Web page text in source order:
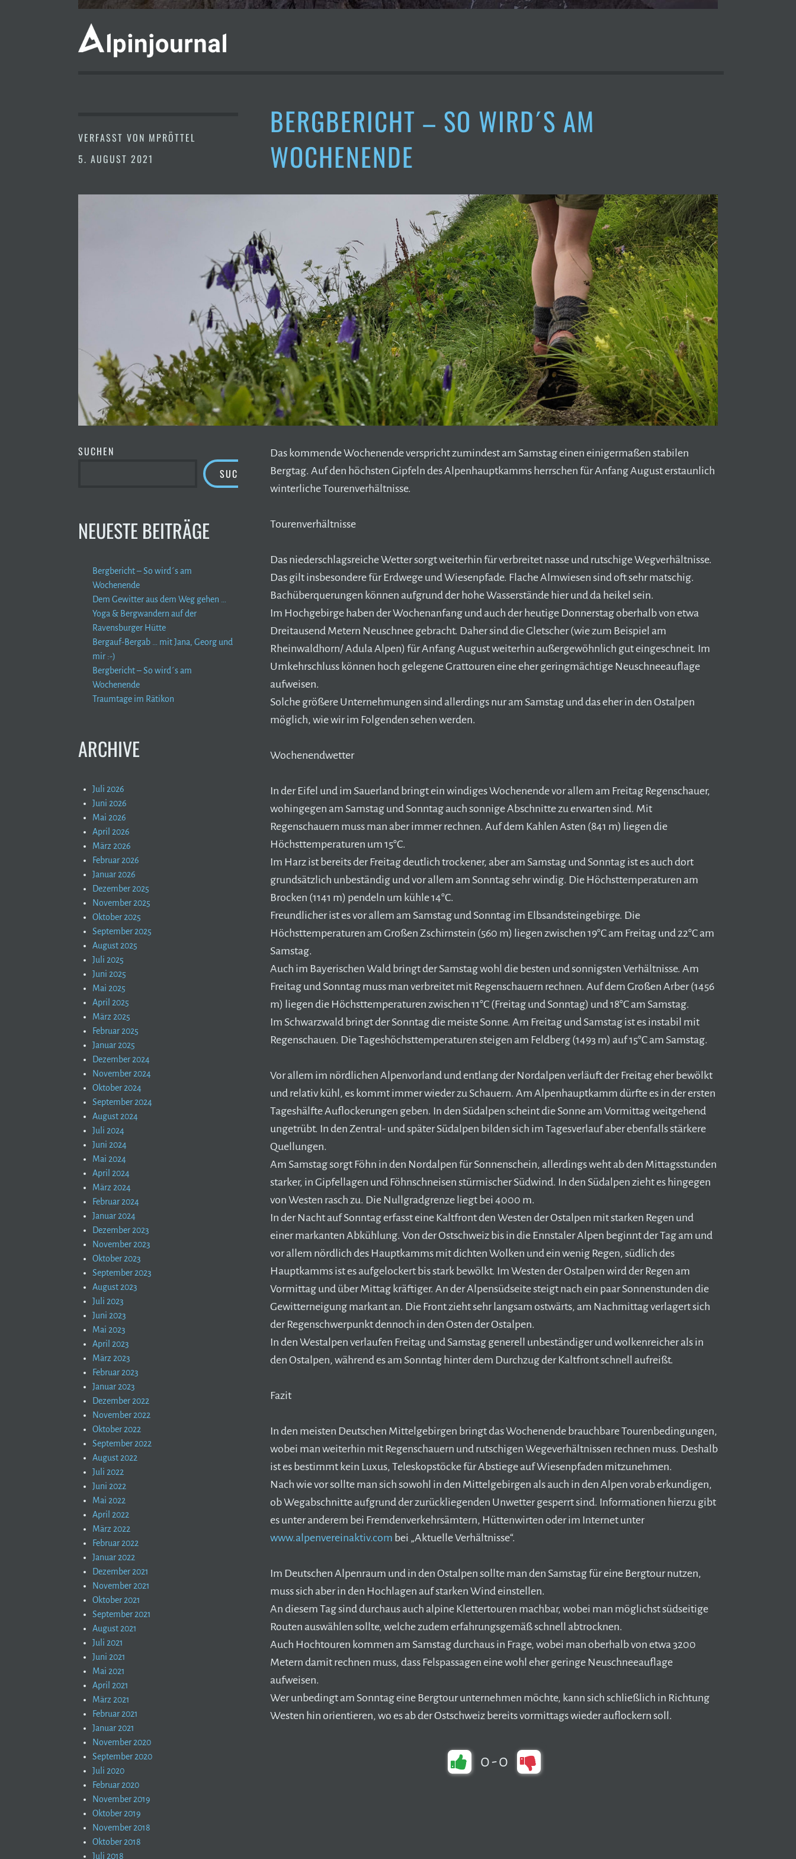
VERFASST VON MPRÖTTEL
5. AUGUST 2021
BERGBERICHT – SO WIRD´S AM
WOCHENENDE
Das kommende Wochenende verspricht zumindest am Samstag einen einigermaßen stabilen
Bergtag. Auf den höchsten Gipfeln des Alpenhauptkamms herrschen für Anfang August erstaunlich
winterliche Tourenverhältnisse.
Tourenverhältnisse
Das niederschlagsreiche Wetter sorgt weiterhin für verbreitet nasse und rutschige Wegverhältnisse.
Das gilt insbesondere für Erdwege und Wiesenpfade. Flache Almwiesen sind oft sehr matschig.
Bachüberquerungen können aufgrund der hohe Wasserstände hier und da heikel sein.
Im Hochgebirge haben der Wochenanfang und auch der heutige Donnerstag oberhalb von etwa
Dreitausend Metern Neuschnee gebracht. Daher sind die Gletscher (wie zum Beispiel am
Rheinwaldhorn/ Adula Alpen) für Anfang August weiterhin außergewöhnlich gut eingeschneit. Im
Umkehrschluss können hoch gelegene Grattouren eine eher geringmächtige Neuschneeauflage
aufweisen.
Solche größere Unternehmungen sind allerdings nur am Samstag und das eher in den Ostalpen
möglich, wie wir im Folgenden sehen werden.
Wochenendwetter
In der Eifel und im Sauerland bringt ein windiges Wochenende vor allem am Freitag Regenschauer,
wohingegen am Samstag und Sonntag auch sonnige Abschnitte zu erwarten sind. Mit
Regenschauern muss man aber immer rechnen. Auf dem Kahlen Asten (841 m) liegen die
Höchsttemperaturen um 15°C.
Im Harz ist bereits der Freitag deutlich trockener, aber am Samstag und Sonntag ist es auch dort
grundsätzlich unbeständig und vor allem am Sonntag sehr windig. Die Höchsttemperaturen am
Brocken (1141 m) pendeln um kühle 14°C.
Freundlicher ist es vor allem am Samstag und Sonntag im Elbsandsteingebirge. Die
Höchsttemperaturen am Großen Zschirnstein (560 m) liegen zwischen 19°C am Freitag und 22°C am
Samstag.
Auch im Bayerischen Wald bringt der Samstag wohl die besten und sonnigsten Verhältnisse. Am
Freitag und Sonntag muss man verbreitet mit Regenschauern rechnen. Auf dem Großen Arber (1456
m) liegen die Höchsttemperaturen zwischen 11°C (Freitag und Sonntag) und 18°C am Samstag.
Im Schwarzwald bringt der Sonntag die meiste Sonne. Am Freitag und Samstag ist es instabil mit
Regenschauen. Die Tageshöchsttemperaturen steigen am Feldberg (1493 m) auf 15°C am Samstag.
Vor allem im nördlichen Alpenvorland und entlang der Nordalpen verläuft der Freitag eher bewölkt
und relativ kühl, es kommt immer wieder zu Schauern. Am Alpenhauptkamm dürfte es in der ersten
Tageshälfte Auflockerungen geben. In den Südalpen scheint die Sonne am Vormittag weitgehend
ungetrübt. In den Zentral- und später Südalpen bilden sich im Tagesverlauf aber ebenfalls stärkere
Quellungen.
Am Samstag sorgt Föhn in den Nordalpen für Sonnenschein, allerdings weht ab den Mittagsstunden
starker, in Gipfellagen und Föhnschneisen stürmischer Südwind. In den Südalpen zieht es hingegen
von Westen rasch zu. Die Nullgradgrenze liegt bei 4000 m.
In der Nacht auf Sonntag erfasst eine Kaltfront den Westen der Ostalpen mit starken Regen und
einer markanten Abkühlung. Von der Ostschweiz bis in die Ennstaler Alpen beginnt der Tag am und
vor allem nördlich des Hauptkamms mit dichten Wolken und ein wenig Regen, südlich des
Hauptkamms ist es aufgelockert bis stark bewölkt. Im Westen der Ostalpen wird der Regen am
Vormittag und über Mittag kräftiger. An der Alpensüdseite steigt nach ein paar Sonnenstunden die
Gewitterneigung markant an. Die Front zieht sehr langsam ostwärts, am Nachmittag verlagert sich
der Regenschwerpunkt dennoch in den Osten der Ostalpen.
In den Westalpen verlaufen Freitag und Samstag generell unbeständiger und wolkenreicher als in
den Ostalpen, während es am Sonntag hinter dem Durchzug der Kaltfront schnell aufreißt.
Fazit
In den meisten Deutschen Mittelgebirgen bringt das Wochenende brauchbare Tourenbedingungen,
wobei man weiterhin mit Regenschauern und rutschigen Wegeverhältnissen rechnen muss. Deshalb
ist es bestimmt kein Luxus, Teleskopstöcke für Abstiege auf Wiesenpfaden mitzunehmen.
Nach wie vor sollte man sich sowohl in den Mittelgebirgen als auch in den Alpen vorab erkundigen,
ob Wegabschnitte aufgrund der zurückliegenden Unwetter gesperrt sind. Informationen hierzu gibt
es unter anderem bei Fremdenverkehrsämtern, Hüttenwirten oder im Internet unter
www.alpenvereinaktiv.com bei „Aktuelle Verhältnisse“.
Im Deutschen Alpenraum und in den Ostalpen sollte man den Samstag für eine Bergtour nutzen,
muss sich aber in den Hochlagen auf starken Wind einstellen.
An diesem Tag sind durchaus auch alpine Klettertouren machbar, wobei man möglichst südseitige
Routen auswählen sollte, welche zudem erfahrungsgemäß schnell abtrocknen.
Auch Hochtouren kommen am Samstag durchaus in Frage, wobei man oberhalb von etwa 3200
Metern damit rechnen muss, dass Felspassagen eine wohl eher geringe Neuschneeauflage
aufweisen.
Wer unbedingt am Sonntag eine Bergtour unternehmen möchte, kann sich schließlich in Richtung
Westen hin orientieren, wo es ab der Ostschweiz bereits vormittags wieder auflockern soll.
0-0
SUCHEN
SUCHEN
NEUESTE BEITRÄGE
Bergbericht – So wird´s am
Wochenende
Dem Gewitter aus dem Weg gehen …
Yoga & Bergwandern auf der
Ravensburger Hütte
Bergauf-Bergab … mit Jana, Georg und
mir :-)
Bergbericht – So wird´s am
Wochenende
Traumtage im Rätikon
ARCHIVE
Juli 2026
Juni 2026
Mai 2026
April 2026
März 2026
Februar 2026
Januar 2026
Dezember 2025
November 2025
Oktober 2025
September 2025
August 2025
Juli 2025
Juni 2025
Mai 2025
April 2025
März 2025
Februar 2025
Januar 2025
Dezember 2024
November 2024
Oktober 2024
September 2024
August 2024
Juli 2024
Juni 2024
Mai 2024
April 2024
März 2024
Februar 2024
Januar 2024
Dezember 2023
November 2023
Oktober 2023
September 2023
August 2023
Juli 2023
Juni 2023
Mai 2023
April 2023
März 2023
Februar 2023
Januar 2023
Dezember 2022
November 2022
Oktober 2022
September 2022
August 2022
Juli 2022
Juni 2022
Mai 2022
April 2022
März 2022
Februar 2022
Januar 2022
Dezember 2021
November 2021
Oktober 2021
September 2021
August 2021
Juli 2021
Juni 2021
Mai 2021
April 2021
März 2021
Februar 2021
Januar 2021
November 2020
September 2020
Juli 2020
Februar 2020
November 2019
Oktober 2019
November 2018
Oktober 2018
Juli 2018